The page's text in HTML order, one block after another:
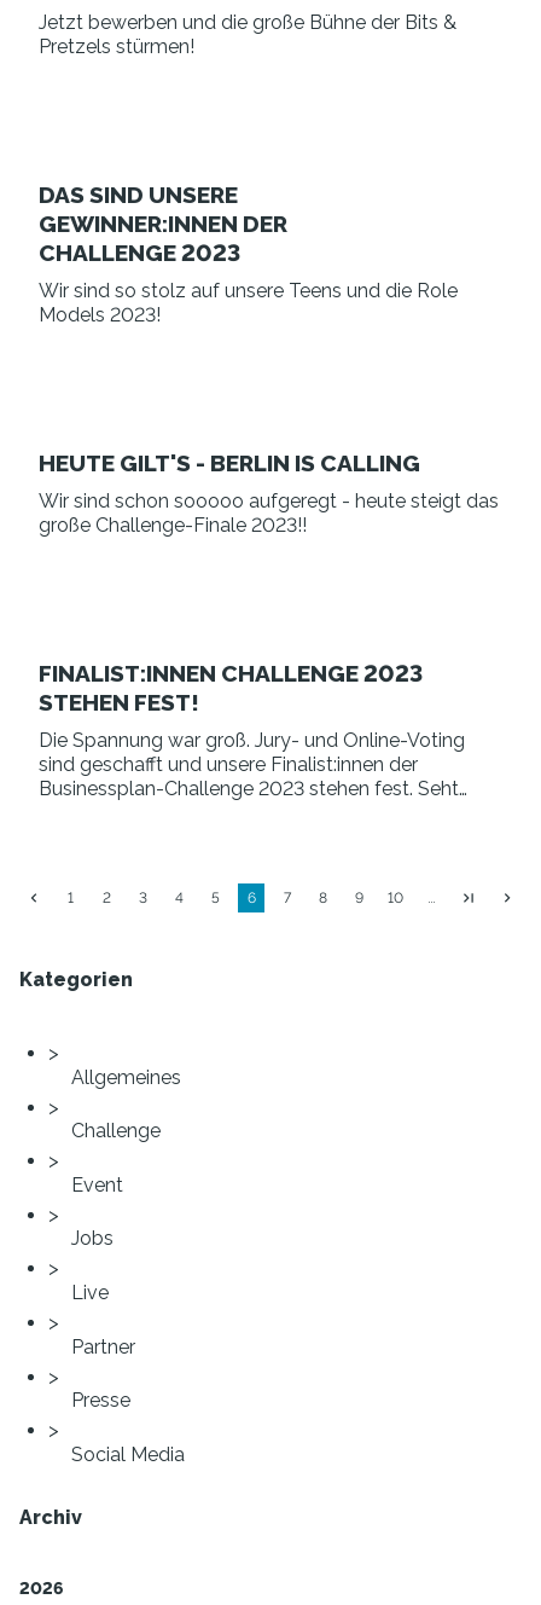
Jetzt bewerben und die große Bühne der Bits &
Pretzels stürmen!
DAS SIND UNSERE
GEWINNER:INNEN DER
CHALLENGE 2023
Wir sind so stolz auf unsere Teens und die Role
Models 2023!
HEUTE GILT'S - BERLIN IS CALLING
Wir sind schon sooooo aufgeregt - heute steigt das
große Challenge-Finale 2023!!
FINALIST:INNEN CHALLENGE 2023
STEHEN FEST!
Die Spannung war groß. Jury- und Online-Voting
sind geschafft und unsere Finalist:innen der
Businessplan-Challenge 2023 stehen fest. Seht
1 2 3 4 5 6 7 8 9 10 …
Kategorien
Allgemeines
Challenge
Event
Jobs
Live
Partner
Presse
Social Media
Archiv
2026